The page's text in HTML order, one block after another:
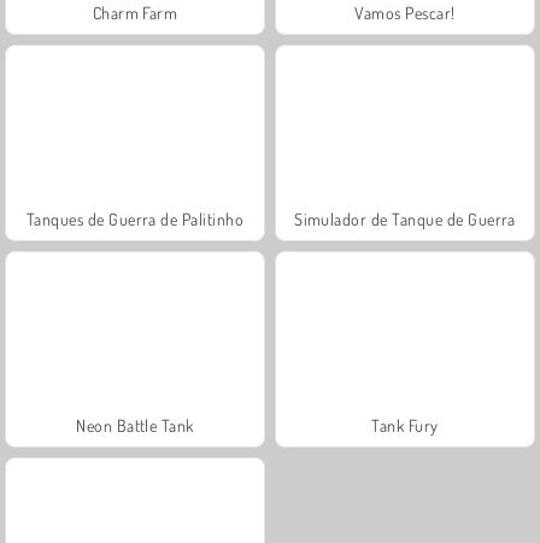
Charm Farm Vamos Pescar!
Tanques de Guerra de Palitinho Simulador de Tanque de Guerra
Neon Battle Tank Tank Fury